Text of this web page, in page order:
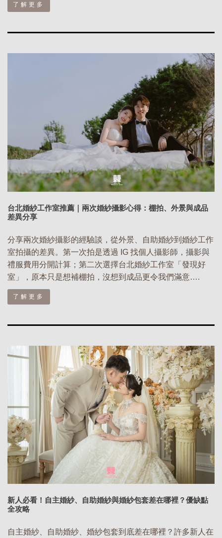
了解更多
台北婚紗工作室推薦｜兩次婚紗攝影心得：棚拍、外景與成品
差異分享
分享兩次婚紗攝影的經驗談，從外景、自助婚紗到婚紗工作
室拍攝的差異。第一次拍是透過 IG 找個人攝影師，攝影與
禮服費用分開計算；第二次選擇台北婚紗工作室「發現好
室」，原本只是想補棚拍，沒想到成品更令我們滿意….
了解更多
新人必看！自主婚紗、自助婚紗與婚紗包套差在哪裡？優缺點
全攻略
自主婚紗、自助婚紗、婚紗包套到底差在哪裡？許多新人在